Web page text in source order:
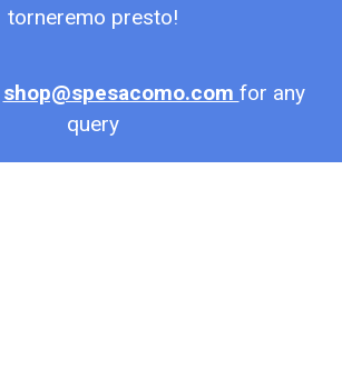
torneremo presto!
shop@spesacomo.com for any
query